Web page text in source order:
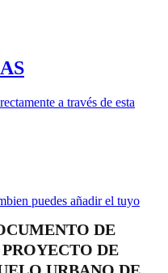
a través de esta
puedes añadir el tuyo
DE
DE